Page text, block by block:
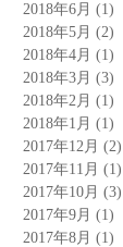
2018年6月 (1)
2018年5月 (2)
2018年4月 (1)
2018年3月 (3)
2018年2月 (1)
2018年1月 (1)
2017年12月 (2)
2017年11月 (1)
2017年10月 (3)
2017年9月 (1)
2017年8月 (1)